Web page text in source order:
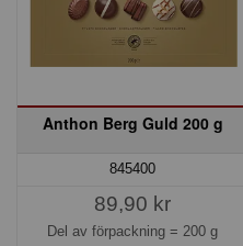
Anthon Berg Guld 200 g
845400
89,90 kr
Del av förpackning =200 g